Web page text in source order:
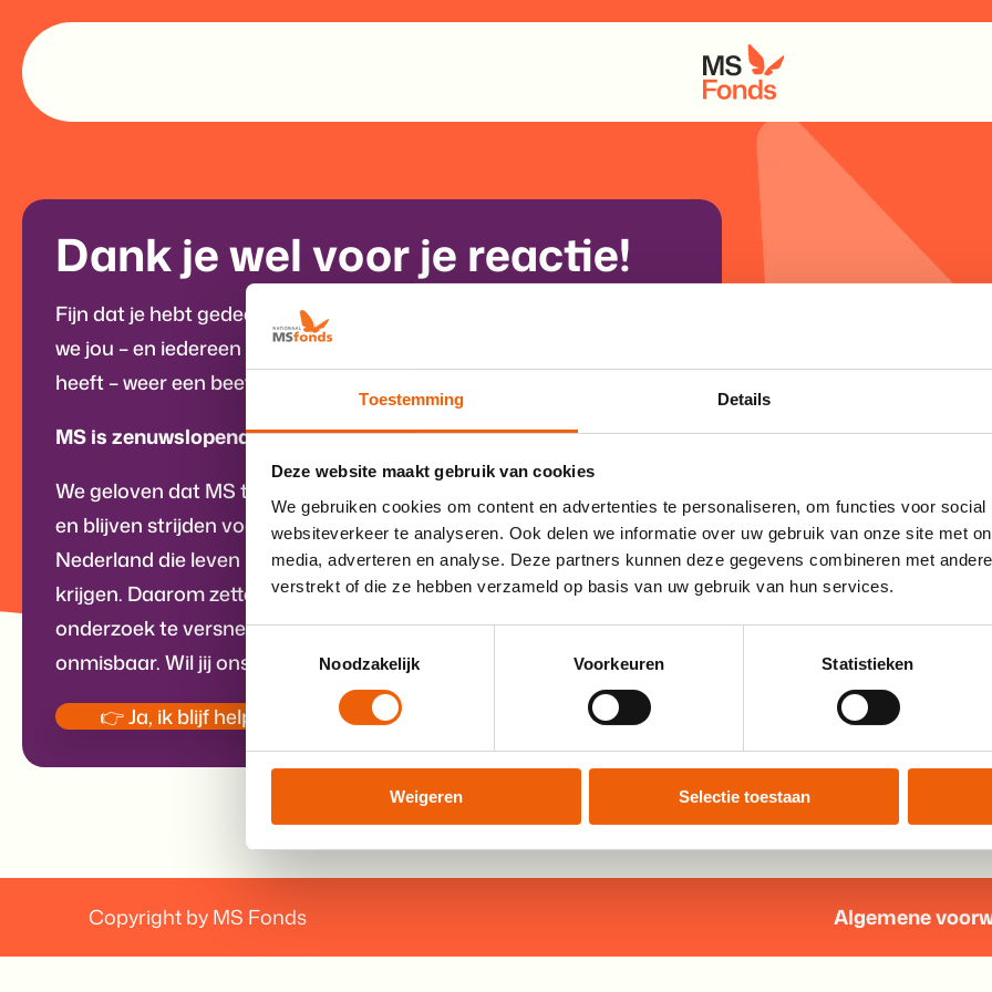
Toestemming Details
Deze website maakt gebruik van cookies
We gebruiken cookies om content en advertenties te personaliseren, om functies voor
websiteverkeer te analyseren. Ook delen we informatie over uw gebruik van onze site met
media, adverteren en analyse. Deze partners kunnen deze gegevens combineren met
verstrekt of die ze hebben verzameld op basis van uw gebruik van hun services.
Toestemmingsselectie
Noodzakelijk
Voorkeuren Statistieken
Weigeren Selectie toestaan
Dank je wel voor je reactie!
Fijn dat je hebt gedeeld of MS een rol speelt in jouw leven. Zo leren
we jou – en iedereen die op een of andere manier met MS te maken
heeft – weer een beetje beter kennen.
MS is zenuwslopend. Stop MS. Help mee.
We geloven dat MS te stoppen is. Als we samenwerken, versnellen
en blijven strijden voor vooruitgang. Voor de36.000mensen in
Nederland die leven met MS, en iedereen die het morgen kan
krijgen. Daarom zetten we alles op alles om geld op te halen om zo
onderzoek te versnellen. Maandelijkse donaties zijn daarbij
onmisbaar. Wil jij ons helpen?
👉 Ja, ik blijf helpen
Copyright by MS Fonds Algemene